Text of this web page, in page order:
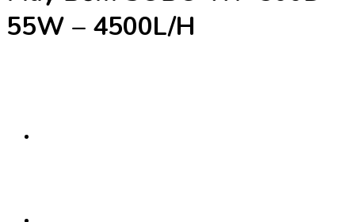
55W – 4500L/H